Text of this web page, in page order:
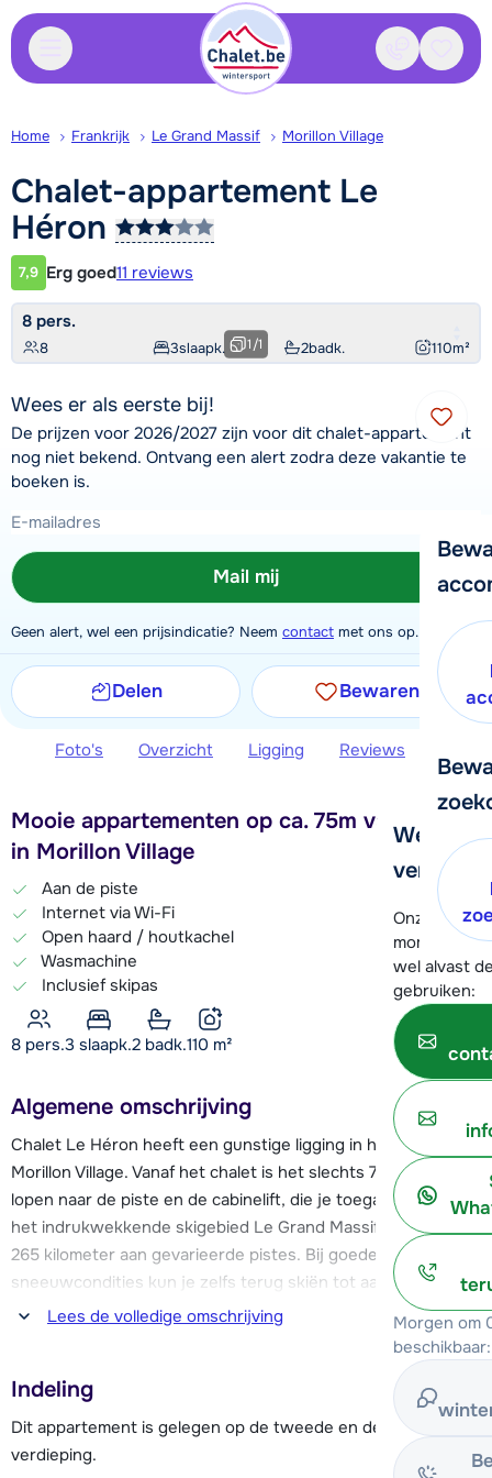
Contact
We
verder!
Onze
moment
wel alvast
gebruiken:
Morgen om
beschikbaar:
Home Frankrijk Le Grand Massif Morillon Village
Chalet-appartement Le
Héron
Klantwaardering
7,9 Erg goed11 reviews
8 pers.
8 3slaapk. 2badk. 110m²
1/1
Wees er als eerste bij!
De prijzen voor 2026/2027 zijn voor dit chalet-appartement
nog niet bekend. Ontvang een alert zodra deze vakantie te
boeken is.
Mail mij
Geen alert, wel een prijsindicatie? Neem contact met ons op.
Delen Bewaren
Foto's Overzicht Ligging Reviews
Mooie appartementen op ca. 75m van de lift
in Morillon Village
Aan de piste
Internet via Wi-Fi
Open haard / houtkachel
Wasmachine
Inclusief skipas
8 pers.3 slaapk.2 badk.110 m²
Algemene omschrijving
Chalet Le Héron heeft een gunstige ligging in het skidorp
Morillon Village. Vanaf het chalet is het slechts 75 meter
lopen naar de piste en de cabinelift, die je toegang geeft tot
het indrukwekkende skigebied Le Grand Massif goed voor
265 kilometer aan gevarieerde pistes. Bij goede
sneeuwcondities kun je zelfs terug skiën tot aan het chalet.
Morillon Village is een kleinschalig en familievriendelijk
skivakantie. Je vindt er onder andere een skischool,
skiverhuur, diverse winkels, een supermarkt en
verschillende restaurants en bars. De dichtstbijzijnde
Lees de volledige omschrijving
Indeling
Dit appartement is gelegen op de tweede en derde
verdieping.